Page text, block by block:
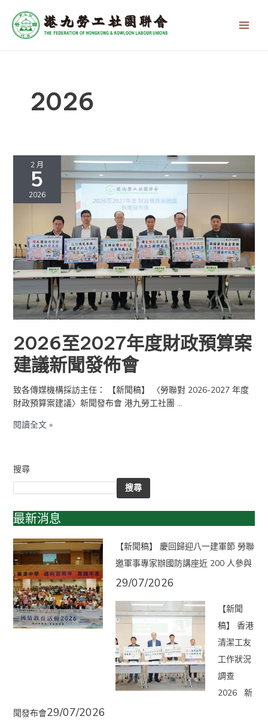
2026
2 月
5
2026
2026至2027年度財政預算案
建議新聞發佈會
致各傳媒機構採訪主任： 【新聞稿】 〈勞聯對 2026-2027 年度
財政預算案建議〉新聞發布會 港九勞工社團 …
度
預
算
案
建
議
新
聞
佈
會
閱讀全文 »
搜尋
搜尋
最新消息
【新聞稿】 慶回歸迎八一建軍節 勞聯
邀軍事專家辦國防講座近 200 人參與
29/07/2026
【新聞
稿】 香港
清潔工友
工作狀況
調查
2026 新
聞發布會29/07/2026